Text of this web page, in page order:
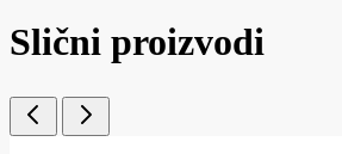
Slični proizvodi